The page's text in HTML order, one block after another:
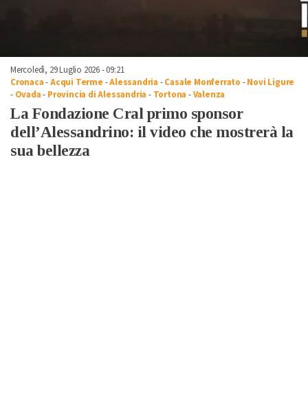
Mercoledì, 29 Luglio 2026 - 09:21
Cronaca-Acqui Terme -Alessandria -Casale Monferrato -Novi Ligure
- Ovada- Provincia di Alessandria - Tortona -Valenza
La Fondazione Cral primo sponsor
dell’Alessandrino: il video che mostrerà la
sua bellezza